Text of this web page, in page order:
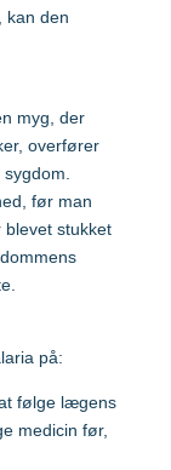
(Chicken
kan den
myg, der
overfører
før man
blevet stukket
på:
følge lægens
medicin før,